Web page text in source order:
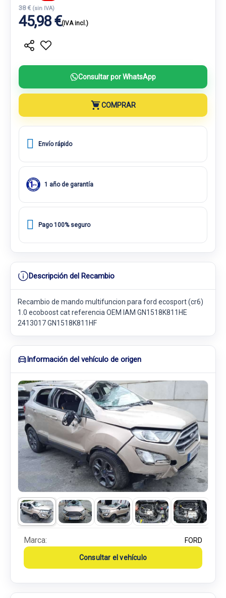
38 € (sin IVA)
45,98 €(IVA incl.)
Consultar por WhatsApp
COMPRAR
Envío rápido
1 año de garantía
Pago 100% seguro
Descripción del Recambio
Recambio de mando multifuncion para ford ecosport (cr6)
1.0 ecoboost cat referencia OEM IAM GN1518K811HE
2413017 GN1518K811HF
Información del vehículo de origen
Marca: FORD
Consultar el vehículo